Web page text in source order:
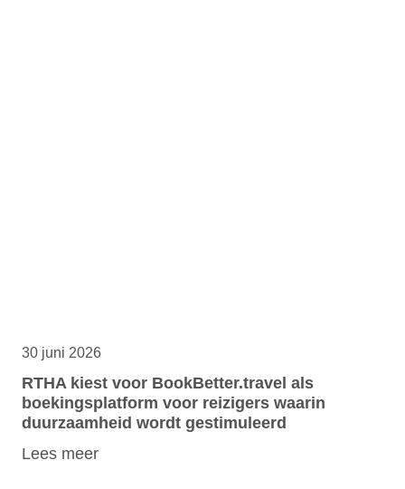
30 juni 2026
RTHA kiest voor BookBetter.travel als
boekingsplatform voor reizigers waarin
duurzaamheid wordt gestimuleerd
Lees meer